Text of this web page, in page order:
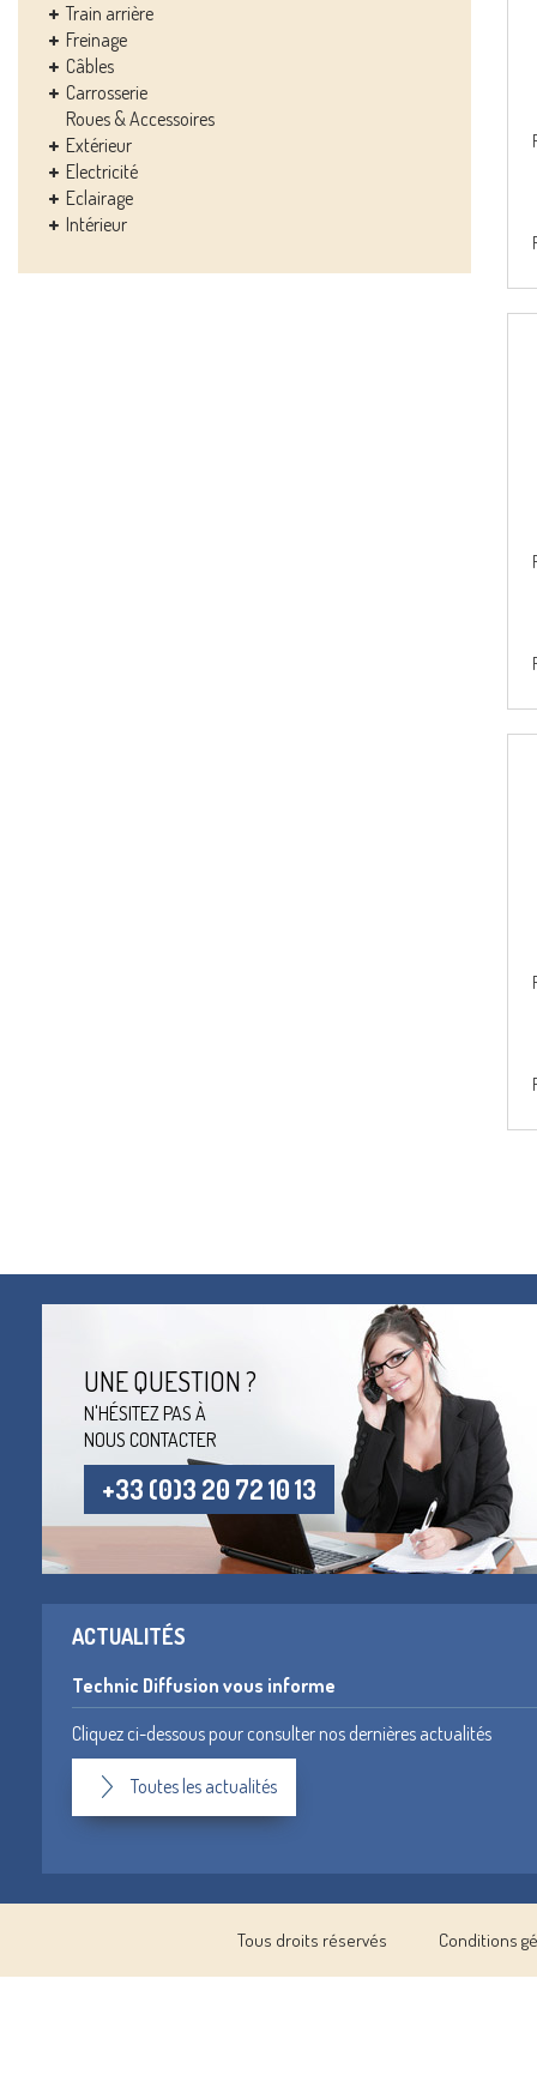
Train arrière
Freinage
Câbles
Carrosserie
Roues & Accessoires
Extérieur
Electricité
Eclairage
Intérieur
UNE QUESTION ?
N'HÉSITEZ PAS À
NOUS CONTACTER
+33 (0)3 20 72 10 13
ACTUALITÉS
Technic Diffusion vous informe
Cliquez ci-dessous pour consulter nos dernières actualités
Toutes les actualités
Tous droits réservés Conditions